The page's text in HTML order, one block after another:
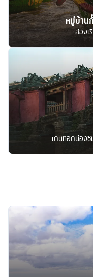
หมู่บ้าน
ล่องเ
เดินทอดน่องช